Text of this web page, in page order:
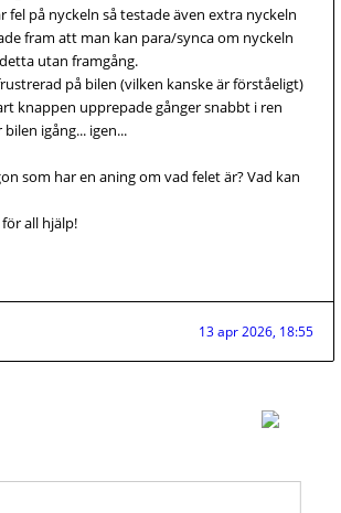
fel på nyckeln så testade även extra nyckeln
fram att man kan para/synca om nyckeln
utan framgång.
på bilen (vilken kanske är förståeligt)
knappen upprepade gånger snabbt i ren
igång... igen...
som har en aning om vad felet är? Vad kan
all hjälp!
13 apr 2026, 18:55